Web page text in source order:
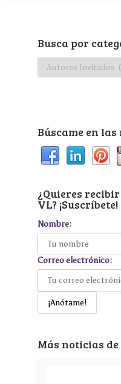
Busca por
Busca
Búscame en
¿Quieres
VL? ¡Suscríbete!
Nombre:
Correo electrónico:
Más noticias